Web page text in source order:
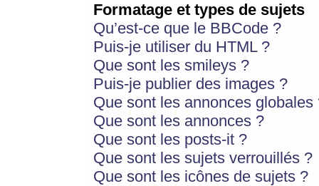
Formatage et types de sujets
Qu’est-ce que le BBCode ?
Puis-je utiliser du HTML ?
Que sont les smileys ?
Puis-je publier des images ?
Que sont les annonces globales
Que sont les annonces ?
Que sont les posts-it ?
Que sont les sujets verrouillés ?
Que sont les icônes de sujets ?